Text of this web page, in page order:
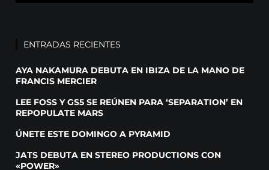
ENTRADAS RECIENTES
AYA NAKAMURA DEBUTA EN IBIZA DE LA MANO DE
FRANCIS MERCIER
LEE FOSS Y GS5 SE REÚNEN PARA ‘SEPARATION’ EN
REPOPULATE MARS
ÚNETE ESTE DOMINGO A PYRAMID
JATS DEBUTA EN STEREO PRODUCTIONS CON
«POWER»